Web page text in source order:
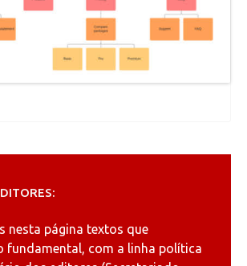
nesta página textos que
fundamental, com a linha política